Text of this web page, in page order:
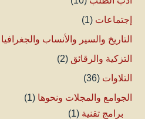
إجتماعات (1)
التاريخ والسير والأنساب والجغرافيا
التزكية والرقائق (2)
التلاوات (36)
الجوامع والمجلات ونحوها (1)
برامج تقنية (1)